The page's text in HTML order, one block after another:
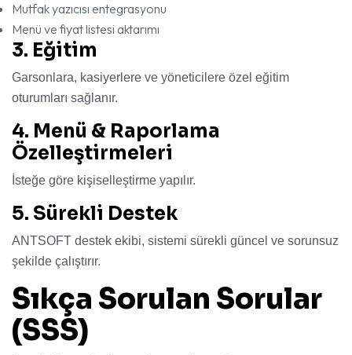
Mutfak yazıcısı entegrasyonu
Menü ve fiyat listesi aktarımı
3. Eğitim
Garsonlara, kasiyerlere ve yöneticilere özel eğitim
oturumları sağlanır.
4. Menü & Raporlama
Özelleştirmeleri
İsteğe göre kişiselleştirme yapılır.
5. Sürekli Destek
ANTSOFT destek ekibi, sistemi sürekli güncel ve sorunsuz
şekilde çalıştırır.
Sıkça Sorulan Sorular
(SSS)